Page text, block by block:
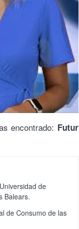
encontrado: Futur
de
Balears.
de Consumo de las